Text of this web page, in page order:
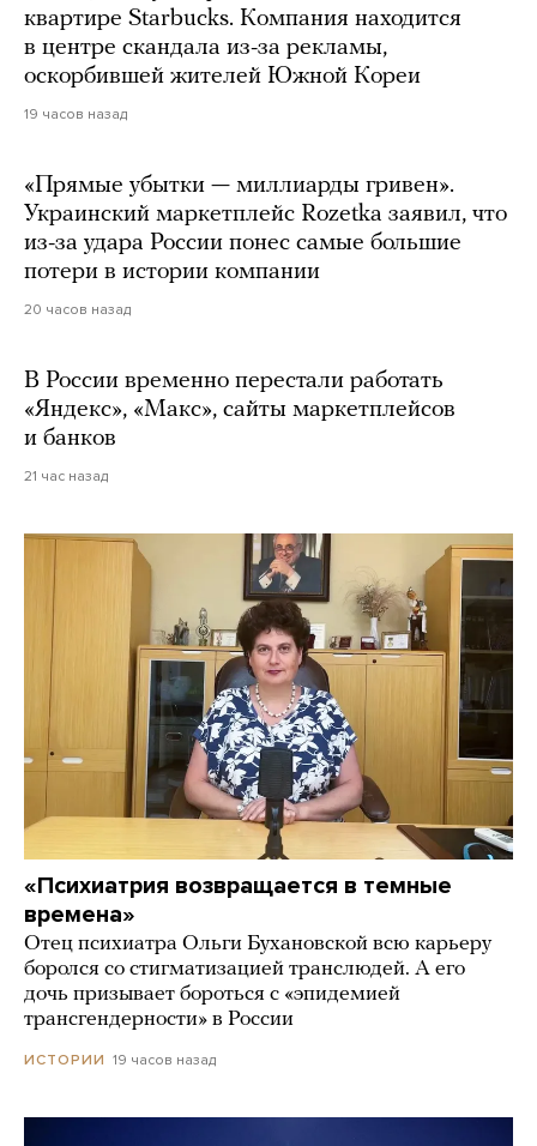
квартире Starbucks. Компания находится
в центре скандала из-за рекламы,
оскорбившей жителей Южной Кореи
19 часов назад
«Прямые убытки — миллиарды гривен».
Украинский маркетплейс Rozetka заявил, что
из-за удара России понес самые большие
потери в истории компании
20 часов назад
В России временно перестали работать
«Яндекс», «Макс», сайты маркетплейсов
и банков
21 час назад
«Психиатрия возвращается в темные
времена»
Отец психиатра Ольги Бухановской всю карьеру
боролся со стигматизацией транслюдей. А его
дочь призывает бороться с «эпидемией
трансгендерности» в России
ИСТОРИИ 19 часов назад